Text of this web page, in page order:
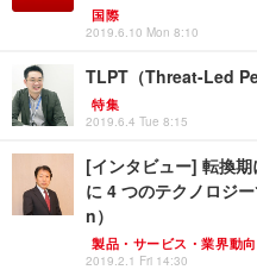
国際
2019.6.10 Mon 8:10
TLPT（Threat-Led
特集
2019.6.4 Tue 8:15
[インタビュー] 転換
に 4 つのテクノロジ
n）
製品・サービス・業界動向
2019.2.1 Fri 14:30